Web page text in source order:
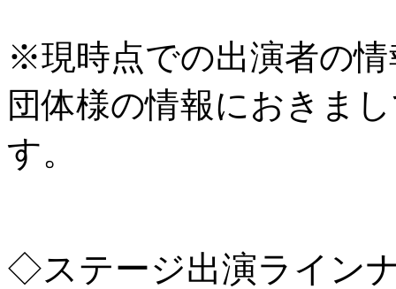
※現時点での出演者の
団体様の情報におきま
す。
◇ステージ出演ライン